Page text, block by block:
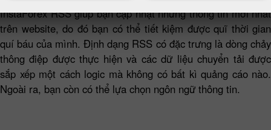
InstaForex RSS giúp bạn cập nhật những thông tin mới nhất
trên website, do đó bạn có thể tiết kiệm được quĩ thời gian
quí báu của mình. Định dạng RSS có đặc trưng là dòng chảy
thông điệp được thực hiện và các dữ liệu chuyển tải được
sắp xếp một cách logic mà không có bất kì quảng cáo nào.
Ngoài ra, bạn còn có thể lựa chọn ngôn ngữ thông tin.